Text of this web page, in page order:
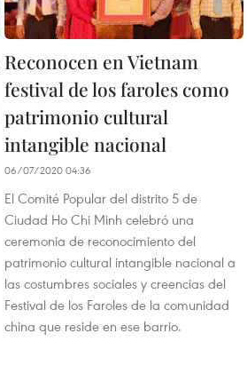
Reconocen en Vietnam
festival de los faroles como
patrimonio cultural
intangible nacional
06/07/2020 04:36
El Comité Popular del distrito 5 de
Ciudad Ho Chi Minh celebró una
ceremonia de reconocimiento del
patrimonio cultural intangible nacional a
las costumbres sociales y creencias del
Festival de los Faroles de la comunidad
china que reside en ese barrio.